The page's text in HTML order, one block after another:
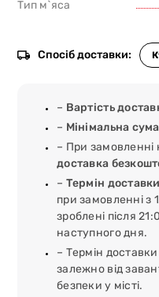
Тип м`яса
Спосіб доставки:
– Вартість
– Мінімальна
– При замовленні
доставка
– Термін
при замовленні з
зроблені після
наступного дня.
– Термін
залежно від
безпеки у місті.